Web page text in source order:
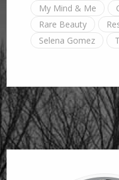
My Mind & Me
Rare Beauty
Selena Gomez